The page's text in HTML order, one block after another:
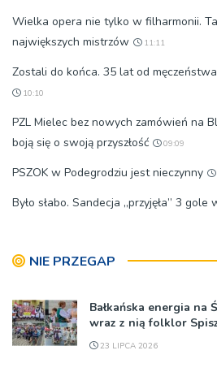
Wielka opera nie tylko w filharmonii.
największych mistrzów
11:11
Zostali do końca. 35 lat od
10:10
PZL Mielec bez nowych zamówień na
boją się o swoją przyszłość
09:09
PSZOK w Podegrodziu jest nieczynny
Było słabo. Sandecja „przyjęła” 3 gole
NIE PRZEGAP
Bałkańska energia na
wraz z nią folklor
23 LIPCA 2026